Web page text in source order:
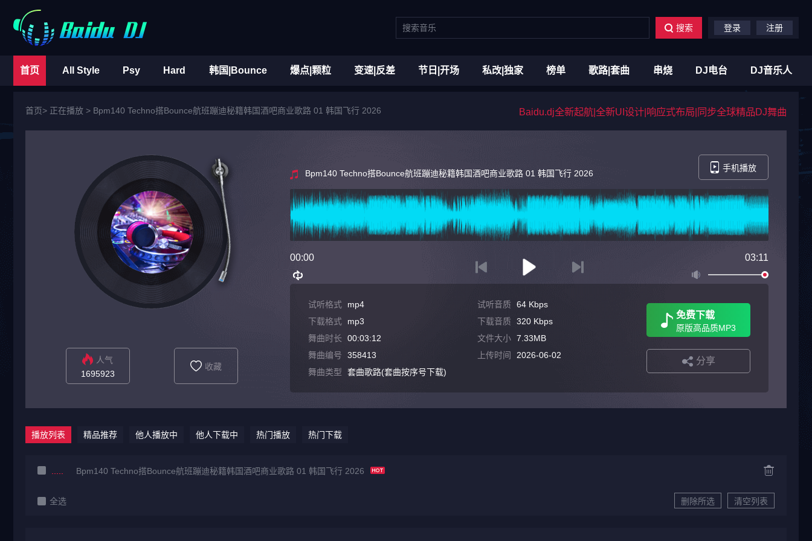
搜索 登录 注册
首页 All Style Psy Hard 韩国|Bounce 爆点|颗粒 变速|反差 节日|开场 私改|独家 榜单 歌路|套曲 串烧 DJ电台 DJ音乐人
首页> 正在播放 > Bpm140 Techno搭Bounce航班蹦迪秘籍韩国酒吧商业歌路 01 韩国飞行 2026 Baidu.dj全新起航|全新UI设计|响应式布局|同步全球精品DJ舞曲
人气
1695923
收藏
Bpm140 Techno搭Bounce航班蹦迪秘籍韩国酒吧商业歌路 01 韩国飞行 2026
手机播放
00:00 03:11
试听格式 mp4 试听音质 64 Kbps
下载格式
mp3 下载音质 320 Kbps
舞曲时长
00:03:12 文件大小 7.33MB
舞曲编号
358413 上传时间
2026-06-02
舞曲类型
套曲歌路(套曲按序号下载)
免费下载
原版高品质MP3
分享
播放列表 精品推荐 他人播放中 他人下载中 热门播放 热门下载
Bpm140 Techno搭Bounce航班蹦迪秘籍韩国酒吧商业歌路 01 韩国飞行 2026
全选 删除所选 清空列表